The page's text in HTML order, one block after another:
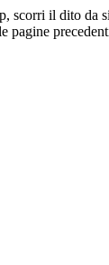
scorri il dito da
pagine